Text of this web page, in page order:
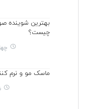
بهترین شوینده
چیست؟
ماسک مو و نرم